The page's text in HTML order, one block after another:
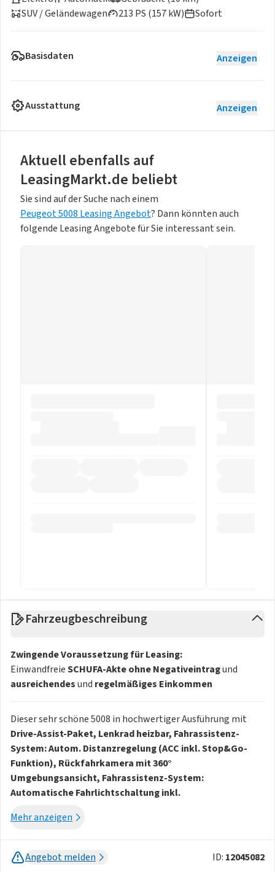
213 PS (157 kW)
SUV / Geländewagen
Sofort
Basisdaten Anzeigen
Ausstattung Anzeigen
Aktuell ebenfalls auf
LeasingMarkt.de beliebt
Sie sind auf der Suche nach einem
Peugeot 5008 Leasing Angebot? Dann könnten auch
folgende Leasing Angebote für Sie interessant sein.
Fahrzeugbeschreibung
Zwingende Voraussetzung für Leasing:
EinwandfreieSCHUFA-Akte ohne Negativeintragund
ausreichendesund regelmäßiges Einkommen
Dieser sehr schöne 5008 in hochwertiger Ausführung mit
Drive-Assist-Paket, Lenkrad heizbar, Fahrassistenz-
System: Autom. Distanzregelung (ACC inkl. Stop&Go-
Funktion), Rückfahrkamera mit 360°
Umgebungsansicht, Fahrassistenz-System:
Automatische Fahrlichtschaltung inkl.
Assistent (SAM), Einparkhilfe vorn und hinten mit
Querverkehrs-Assistent Heck (Rear Cross Traffic Alert,
RCTA), Alarmanlage und Safesicherung,
Mehr anzeigen
Angebot melden ID: 12045082